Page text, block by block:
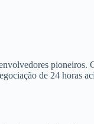
pioneiros.
de 24 horas